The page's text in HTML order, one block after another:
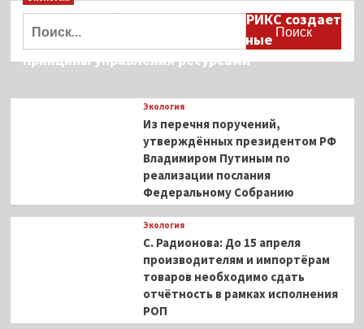
Дмитрий Кобылкин: площадка БРИКС создает
возможность сформировать единые
принципы управления ресурсами
Экология
Из перечня поручений,
утверждённых президентом РФ
Владимиром Путиным по
реализации послания
Федеральному Собранию
Экология
С. Радионова: До 15 апреля
производителям и импортёрам
товаров необходимо сдать
отчётность в рамках исполнения
РОП